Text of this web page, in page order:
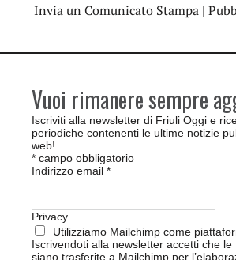
Invia un Comunicato Stampa |
Vuoi rimanere sempre
Iscriviti alla newsletter di Friuli Oggi e
periodiche contenenti le ultime notizie
web!
* campo obbligatorio
Indirizzo email *
Privacy
Utilizziamo Mailchimp come
Iscrivendoti alla newsletter accetti che
siano trasferite a Mailchimp per